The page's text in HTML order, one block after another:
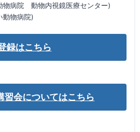
物病院 動物内視鏡医療センター)
動物病院)
録はこちら
習会についてはこちら